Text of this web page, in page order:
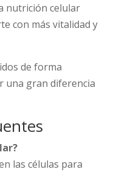
nutrición celular
con más vitalidad y
de forma
una gran diferencia
las células para